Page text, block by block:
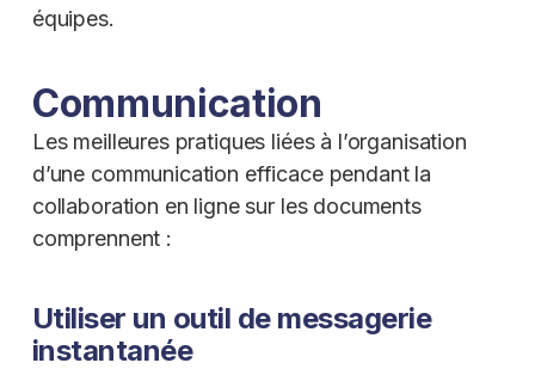
équipes.
Communication
Les meilleures pratiques liées à l’organisation
d’une communication efficace pendant la
collaboration en ligne sur les documents
comprennent :
Utiliser un outil de messagerie
instantanée